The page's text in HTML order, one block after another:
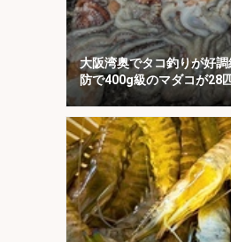
大阪湾奥でタコ釣りが好
防で400g級のマダコが28